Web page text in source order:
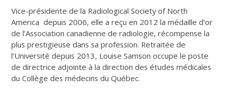
Vice-présidente de la Radiological Society of North
America depuis 2006, elle a reçu en 2012 la médaille d’or
de l’Association canadienne de radiologie, récompense la
plus prestigieuse dans sa profession. Retraitée de
l’Université depuis 2013, Louise Samson occupe le poste
de directrice adjointe à la direction des études médicales
du Collège des médecins du Québec.